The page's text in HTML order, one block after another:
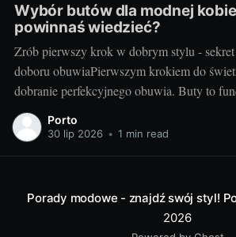
Wybór butów dla modnej
powinnaś wiedzieć?
Zrób pierwszy krok w dobrym stylu -
doboru obuwiaPierwszym krokiem do
dobranie perfekcyjnego obuwia. Buty to
modnej kobiety, które decydują o komforcie
przede wszystkim są elementem wyrazu i
Porto
30 lip 2026 • 1 min read
Porady modowe - znajdź swój styl!
2026